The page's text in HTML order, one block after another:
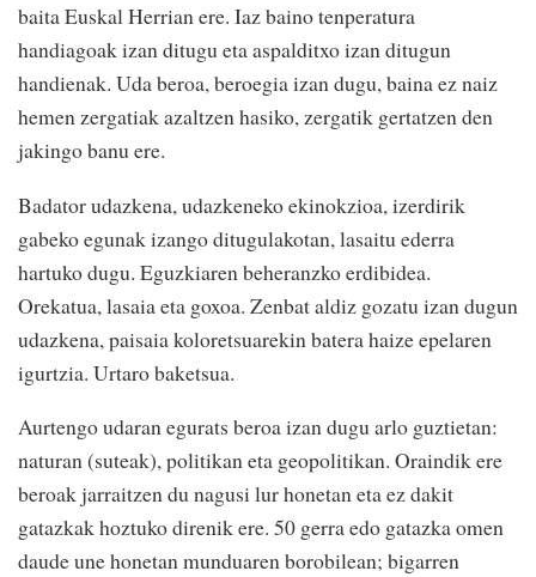
baita Euskal Herrian ere. Iaz baino tenperatura
handiagoak izan ditugu eta aspalditxo izan ditugun
handienak. Uda beroa, beroegia izan dugu, baina ez naiz
hemen zergatiak azaltzen hasiko, zergatik gertatzen den
jakingo banu ere.
Badator udazkena, udazkeneko ekinokzioa, izerdirik
gabeko egunak izango ditugulakotan, lasaitu ederra
hartuko dugu. Eguzkiaren beheranzko erdibidea.
Orekatua, lasaia eta goxoa. Zenbat aldiz gozatu izan dugun
udazkena, paisaia koloretsuarekin batera haize epelaren
igurtzia. Urtaro baketsua.
Aurtengo udaran egurats beroa izan dugu arlo guztietan:
naturan (suteak), politikan eta geopolitikan. Oraindik ere
beroak jarraitzen du nagusi lur honetan eta ez dakit
gatazkak hoztuko direnik ere. 50 gerra edo gatazka omen
daude une honetan munduaren borobilean; bigarren